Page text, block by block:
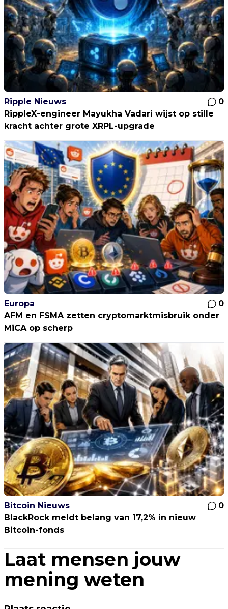
Ripple Nieuws
0
RippleX-engineer Mayukha Vadari wijst op stille
kracht achter grote XRPL-upgrade
Europa
0
AFM en FSMA zetten cryptomarktmisbruik onder
MiCA op scherp
Bitcoin Nieuws
0
BlackRock meldt belang van 17,2% in nieuw
Bitcoin-fonds
Laat mensen jouw
mening weten